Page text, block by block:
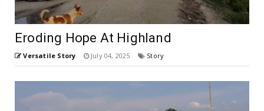
Eroding Hope At Highland
Versatile Story July 04, 2025 Story